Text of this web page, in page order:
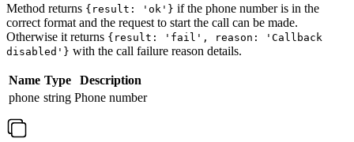
Method returns {result: 'ok'} if the phone number is in the
correct format and the request to start the call can be made.
Otherwise it returns {result: 'fail', reason: 'Callback
disabled'} with the call failure reason details.
Name Type
Description
phone string Phone number